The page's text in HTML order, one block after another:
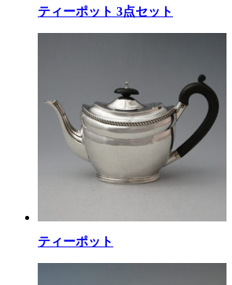
ティーポット 3点セット
ティーポット